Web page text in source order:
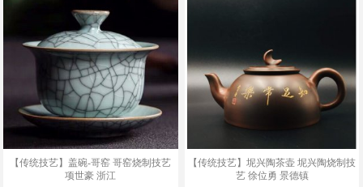
【传统技艺】盖碗-哥窑 哥窑烧制技艺
项世豪 浙江
【传统技艺】坭兴陶茶壶 坭兴陶烧制技
艺 徐位勇 景德镇